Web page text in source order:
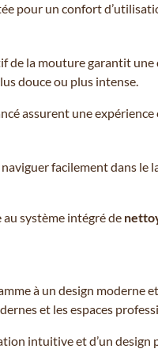
pour un confort
de la mouture garantit
douce ou plus intense.
assurent une
facilement dans le
au système intégré de
à un design
et les espaces
intuitive et d’un